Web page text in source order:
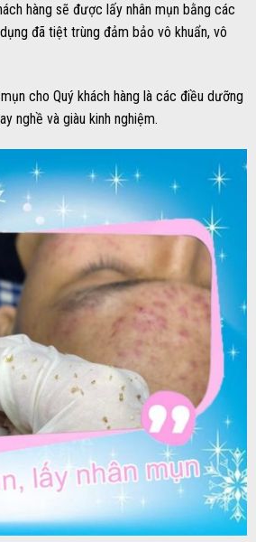
hàng sẽ được lấy nhân mụn bằng các
đã tiệt trùng đảm bảo vô khuẩn, vô
cho Quý khách hàng là các điều dưỡng
nghề và giàu kinh nghiệm.